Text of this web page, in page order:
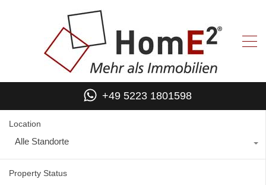
+49 5223 1801598
Location
Alle Standorte
Property Status